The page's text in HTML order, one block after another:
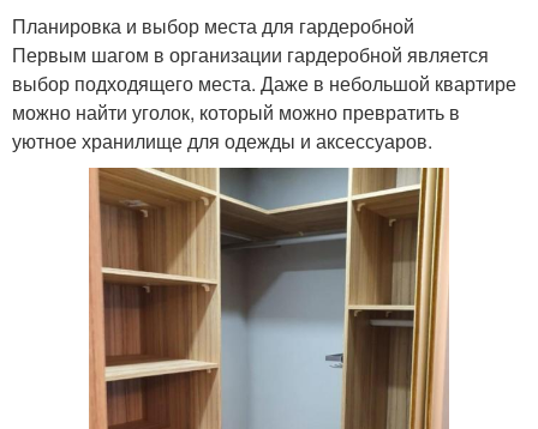
Планировка и выбор места для гардеробной
Первым шагом в организации гардеробной является
выбор подходящего места. Даже в небольшой квартире
можно найти уголок, который можно превратить в
уютное хранилище для одежды и аксессуаров.